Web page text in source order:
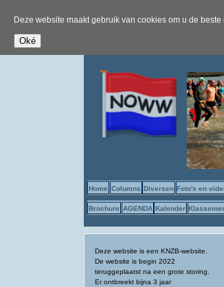
Deze website maakt gebruik van cookies om u de
Home Columns Diversen Foto's en
Brochure AGENDA Kalender
Deze website is een KNZB-website.
De website is begin 2022
teruggeplaatst na een grote storing.
Er ontbreekt bijna 3 jaar